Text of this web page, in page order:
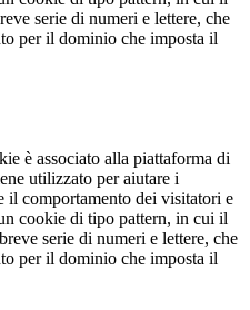
serie di numeri e lettere, che
per il dominio che imposta il
è associato alla piattaforma di
utilizzato per aiutare i
il comportamento dei visitatori e
cookie di tipo pattern, in cui il
serie di numeri e lettere, che
per il dominio che imposta il